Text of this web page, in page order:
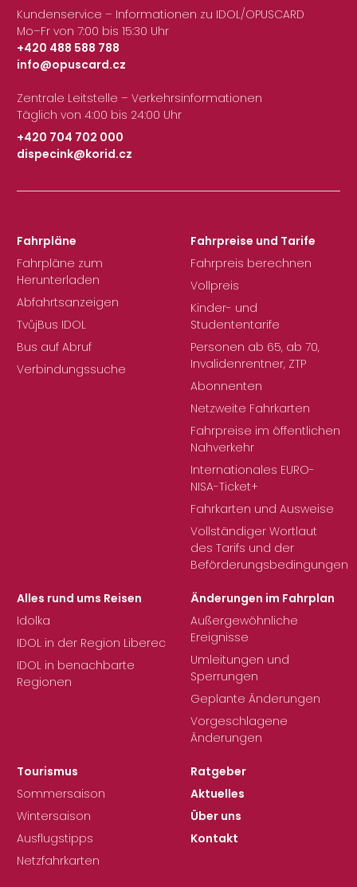
Kundenservice – Informationen zu IDOL/OPUSCARD
Mo–Fr von 7:00 bis 15:30 Uhr
+420 488 588 788
|
info@opuscard.cz
Zentrale Leitstelle – Verkehrsinformationen
Täglich von 4:00 bis 24:00 Uhr
+420 704 702 000
|
dispecink@korid.cz
Fahrpläne
Fahrpläne zum
Herunterladen
Abfahrtsanzeigen
TvůjBus IDOL
Bus auf Abruf
Verbindungssuche
Fahrpreise und Tarife
Fahrpreis berechnen
Vollpreis
Kinder- und
Studententarife
Personen ab 65, ab 70,
Invalidenrentner, ZTP
Abonnenten
Netzweite Fahrkarten
Fahrpreise im öffentlichen
Nahverkehr
Internationales EURO-
NISA-Ticket+
Fahrkarten und Ausweise
Vollständiger Wortlaut
des Tarifs und der
Beförderungsbedingungen
Alles rund ums Reisen
Idolka
IDOL in der Region Liberec
IDOL in benachbarte
Regionen
Änderungen im Fahrplan
Außergewöhnliche
Ereignisse
Umleitungen und
Sperrungen
Geplante Änderungen
Vorgeschlagene
Änderungen
Tourismus
Sommersaison
Wintersaison
Ausflugstipps
Netzfahrkarten
Ratgeber
Aktuelles
Über uns
Kontakt